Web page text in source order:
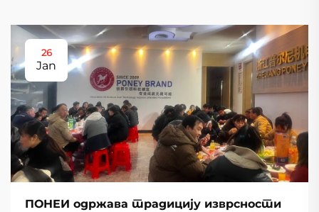
26
Jan
ПОНЕИ одржава традицију изврсности